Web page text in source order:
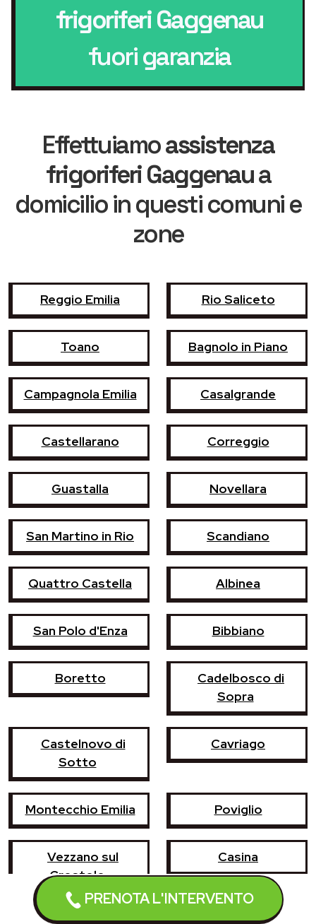
PRENOTA L'INTERVENTO
frigoriferi Gaggenau
fuori garanzia
Effettuiamoassistenza
frigoriferi Gaggenaua
domicilio in questi comuni e
zone
Reggio Emilia Rio Saliceto
Toano Bagnolo in Piano
Campagnola Emilia Casalgrande
Castellarano Correggio
Guastalla Novellara
San Martino in Rio Scandiano
Quattro Castella Albinea
San Polo d'Enza Bibbiano
Boretto
Cadelbosco di
Sopra
Castelnovo di
Sotto
Cavriago
Montecchio Emilia Poviglio
Vezzano sul
Crostolo
Casina